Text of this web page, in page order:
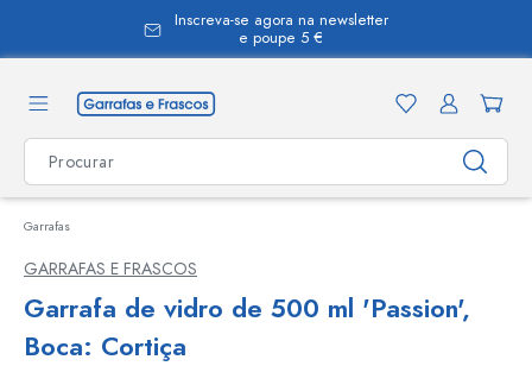
Inscreva-se agora na newsletter
e poupe 5 €
Garrafas
GARRAFAS E FRASCOS
Garrafa de vidro de 500 ml 'Passion',
Boca: Cortiça